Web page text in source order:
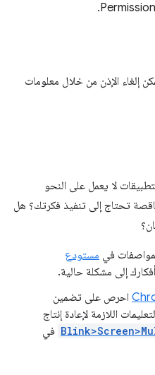
إلغاء الإذن من خلال معلومات
لا يعمل على النحو
تحتاج إلى تنفيذ فكرتك؟ هل
في مستودع
إلى مشكلة حالية.
احرص على تضمين
اللازمة لإعادة إنتاج
في